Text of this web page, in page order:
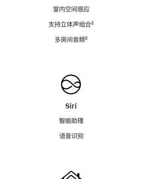
室内空间感应
支持立体声组合脚
²
多房间音频脚
³
Siri
智能助理
语音识别